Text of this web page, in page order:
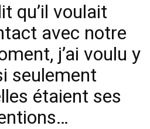
qu’il voulait
avec notre
j’ai voulu y
seulement
étaient ses